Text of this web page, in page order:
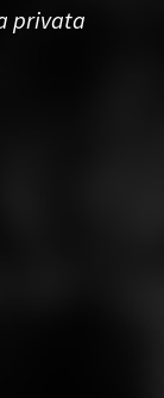
privata